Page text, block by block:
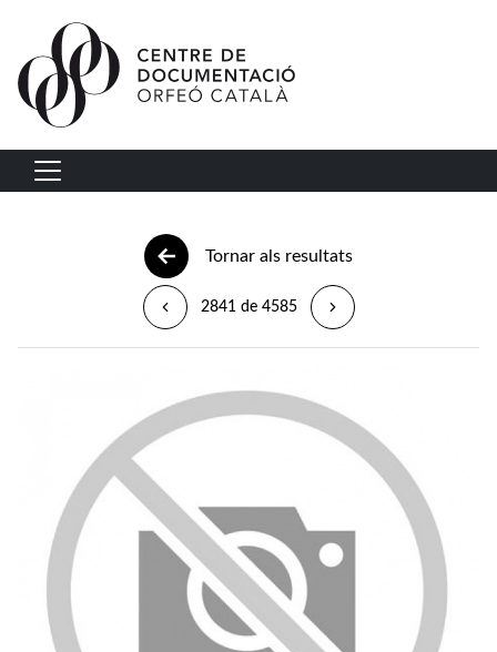
Vés al contingut
Navegació principal
Tornar als resultats
2841 de 4585